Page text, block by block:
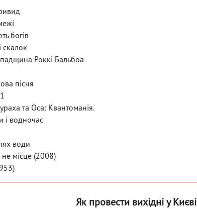
богів
скалок
Роккі Бальбоа
пісня
та Оса: Квантоманія.
і водночас
води
не місце (2008)
Як провести вихідні у Києві